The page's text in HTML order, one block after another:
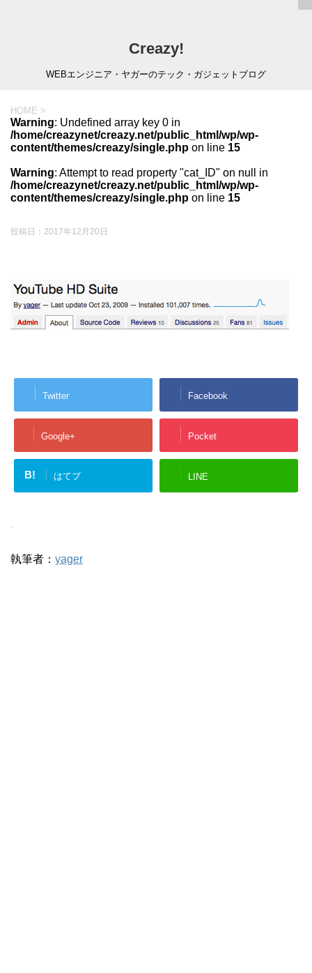
Creazy!
WEBエンジニア・ヤガーのテック・ガジェットブログ
HOME >
Warning: Undefined array key 0 in
/home/creazynet/creazy.net/public_html/wp/wp-
content/themes/creazy/single.php on line 15
Warning: Attempt to read property "cat_ID" on null in
/home/creazynet/creazy.net/public_html/wp/wp-
content/themes/creazy/single.php on line 15
投稿日： 2017年12月20日
Twitter Facebook
Google+ Pocket
B! はてブ LINE
-
執筆者： yager